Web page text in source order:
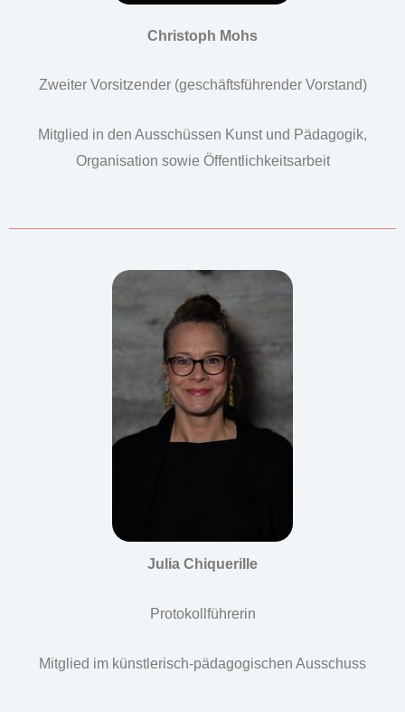
Christoph Mohs
Zweiter Vorsitzender (geschäftsführender Vorstand)
Mitglied in den Ausschüssen Kunst und Pädagogik,
Organisation sowie Öffentlichkeitsarbeit
Julia Chiquerille
Protokollführerin
Mitglied im künstlerisch-pädagogischen Ausschuss